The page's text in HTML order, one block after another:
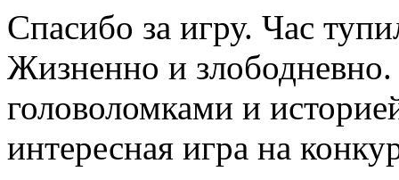
Спасибо за игру. Час
Жизненно и
головоломками и
интересная игра на